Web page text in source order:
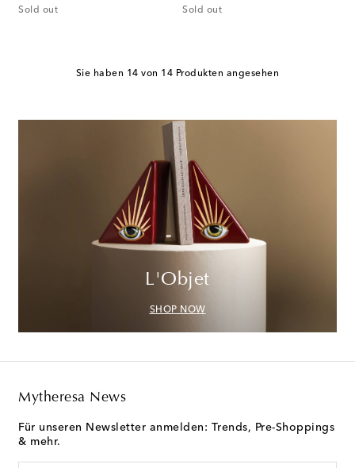
Sold out
Sold out
Sie haben 14 von 14 Produkten angesehen
L'Objet
SHOP NOW
Mytheresa News
Für unseren Newsletter anmelden: Trends, Pre-Shoppings
& mehr.